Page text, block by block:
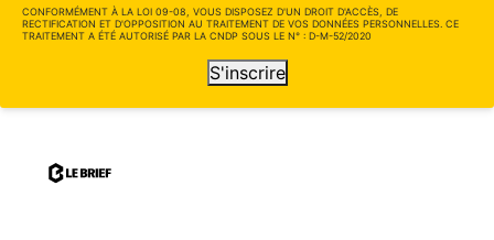
CONFORMÉMENT À LA LOI 09-08, VOUS DISPOSEZ D'UN DROIT D'ACCÈS, DE
RECTIFICATION ET D'OPPOSITION AU TRAITEMENT DE VOS DONNÉES PERSONNELLES. CE
TRAITEMENT A ÉTÉ AUTORISÉ PAR LA CNDP SOUS LE N° : D-M-52/2020
S'inscrire